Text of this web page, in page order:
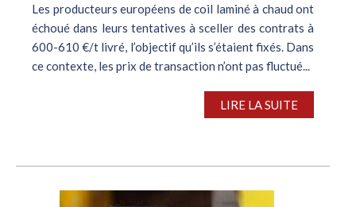
Les producteurs européens de coil laminé à chaud ont
échoué dans leurs tentatives à sceller des contrats à
600-610 €/t livré, l’objectif qu’ils s’étaient fixés. Dans
ce contexte, les prix de transaction n’ont pas fluctué...
LIRE LA SUITE